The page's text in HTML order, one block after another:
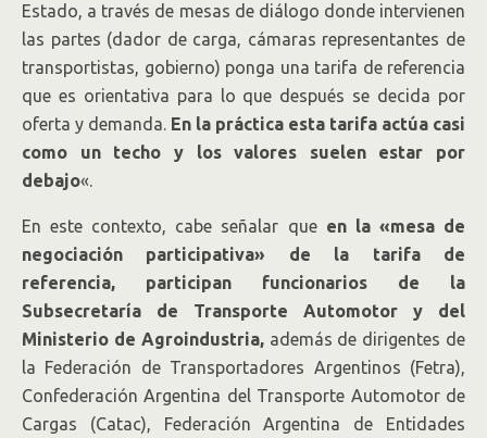
Estado, a través de mesas de diálogo donde intervienen
las partes (dador de carga, cámaras representantes de
transportistas, gobierno) ponga una tarifa de referencia
que es orientativa para lo que después se decida por
oferta y demanda. En la práctica esta tarifa actúa casi
como un techo y los valores suelen estar por
debajo«.
En este contexto, cabe señalar que en la «mesa de
negociación participativa» de la tarifa de
referencia, participan funcionarios de la
Subsecretaría de Transporte Automotor y del
Ministerio de Agroindustria,además de dirigentes de
la Federación de Transportadores Argentinos (Fetra),
Confederación Argentina del Transporte Automotor de
Cargas (Catac), Federación Argentina de Entidades